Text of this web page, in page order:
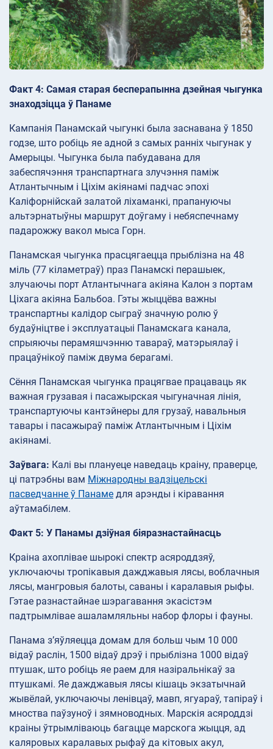
Факт 4: Самая старая бесперапынна дзейная чыгунка
знаходзіцца ў Панаме
Кампанія Панамскай чыгункі была заснавана ў 1850
годзе, што робіць яе адной з самых ранніх чыгунак у
Амерыцы. Чыгунка была пабудавана для
забеспячэння транспартнага злучэння паміж
Атлантычным і Ціхім акіянамі падчас эпохі
Каліфорнійскай залатой ліхаманкі, прапануючы
альтэрнатыўны маршрут доўгаму і небяспечнаму
падарожжу вакол мыса Горн.
Панамская чыгунка прасцягаецца прыблізна на 48
міль (77 кіламетраў) праз Панамскі перашыек,
злучаючы порт Атлантычнага акіяна Калон з портам
Ціхага акіяна Бальбоа. Гэты жыццёва важны
транспартны калідор сыграў значную ролю ў
будаўніцтве і эксплуатацыі Панамскага канала,
спрыяючы перамяшчэнню тавараў, матэрыялаў і
працаўнікоў паміж двума берагамі.
Сёння Панамская чыгунка працягвае працаваць як
важная грузавая і пасажырская чыгуначная лінія,
транспартуючы кантэйнеры для грузаў, навальныя
тавары і пасажыраў паміж Атлантычным і Ціхім
акіянамі.
Заўвага: Калі вы плануеце наведаць краіну, праверце,
ці патрэбны вам Міжнародны вадзіцельскі
пасведчанне ў Панаме для арэнды і кіравання
аўтамабілем.
Факт 5: У Панамы дзіўная біяразнастайнасць
Краіна ахоплівае шырокі спектр асяроддзяў,
уключаючы тропікавыя дажджавыя лясы, воблачныя
лясы, мангровыя балоты, саваны і каралавыя рыфы.
Гэтае разнастайнае шэрагавання экасістэм
падтрымлівае ашаламляльны набор флоры і фауны.
Панама з’яўляецца домам для больш чым 10 000
відаў раслін, 1500 відаў дрэў і прыблізна 1000 відаў
птушак, што робіць яе раем для назіральнікаў за
птушкамі. Яе дажджавыя лясы кішаць экзатычнай
жывёлай, уключаючы ленівцаў, мавп, ягуараў, тапіраў і
мноства паўзуноў і зямноводных. Марскія асяроддзі
краіны ўтрымліваюць багацце марскога жыцця, ад
каляровых каралавых рыфаў да кітовых акул,